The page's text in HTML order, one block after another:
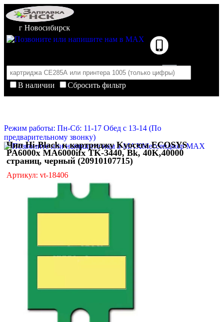
г Новосибирск
В наличии
Сбросить фильтр
Корзина пуста
Режим работы: Пн-Сб: 11-17 Обед с 13-14 (По
предварительному звонку)
Мессенджер MAX
Чип Hi-Black к картриджу Kyocera ECOSYS
PA6000x MA6000ifx TK-3440, Bk, 40K,40000
страниц, черный (20910107715)
Артикул: vt-18406